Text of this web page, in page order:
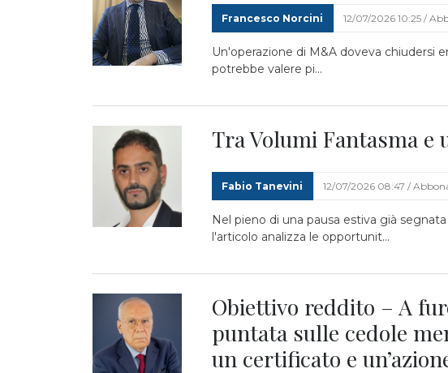
Francesco Norcini 12/07/2026 10:25 /
Un'operazione di M&A doveva chiudersi
potrebbe valere pi...
Tra Volumi Fantasma e
Fabio Tanevini 12/07/2026 08:47 /
Nel pieno di una pausa estiva già
l'articolo analizza le opportunit...
Obiettivo reddito – A
puntata sulle cedole
un certificato e